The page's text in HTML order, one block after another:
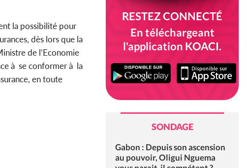
la possibilité pour
dès lors que la
de l’Economie
à se conformer à la
en toute
RESTEZ CONNECTÉ
En téléchargeant
l'application KOACI.
SONDAGE
Gabon : Depuis son ascension
au pouvoir, Oligui Nguema